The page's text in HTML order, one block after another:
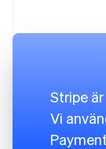
Stripe
Vi